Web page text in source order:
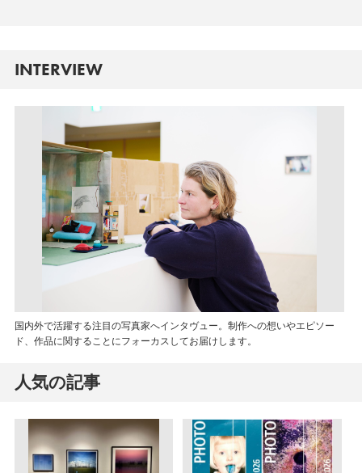
INTERVIEW
国内外で活躍する注目の写真家へインタヴュー。制作への想いやエピソー
ド、作品に関することにフォーカスしてお届けします。
人気の記事